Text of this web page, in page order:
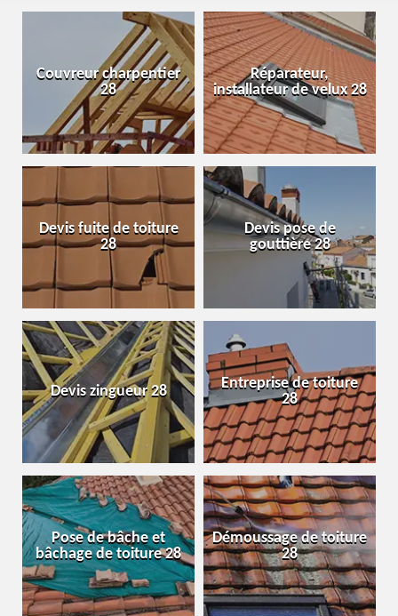
Couvreur charpentier
28
Réparateur,
installateur de velux 28
Devis fuite de toiture
28
Devis pose de
gouttière 28
Devis zingueur 28
Entreprise de toiture
28
Pose de bâche et
bâchage de toiture 28
Démoussage de toiture
28